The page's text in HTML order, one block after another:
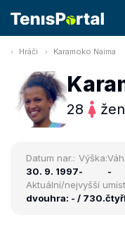
Hráči Karamoko Naima
28
Datum nar.:
30. 9. 1997
Výška:
-
-
Aktuální/nejvyšší
dvouhra: - / 730.